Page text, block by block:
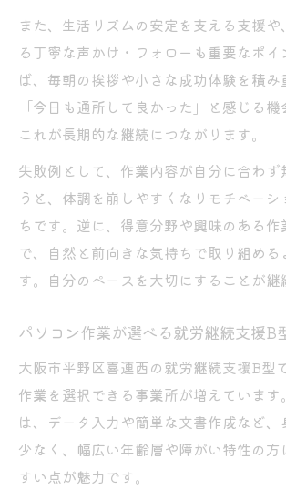
大阪就労継続支援B型の利用者
日常生活と両立できる就労継
ツ
作業が自分に合う場所なら長く続
就労継続支援B型で自分に合う
る方法
パソコン作業導入のあるB型事
は
利用者の特性を活かせる就労
工夫
解説
大阪市B型作業所で長く続く
無理なく通所できる平野区喜連西
は
無理なく通える就労継続支援B
生活リズムに合わせたB型作業
また、生活リズムの安定を支える支援や
る丁寧な声かけ・フォローも重要なポイ
ば、毎朝の挨拶や小さな成功体験を積み
「今日も通所して良かった」と感じる機
これが長期的な継続につながります。
失敗例として、作業内容が自分に合わず
うと、体調を崩しやすくなりモチベー
ちです。逆に、得意分野や興味のある作
で、自然と前向きな気持ちで取り組める
す。自分のペースを大切にすることが継
パソコン作業が選べる就労継続支援B
大阪市平野区喜連西の就労継続支援B型
作業を選択できる事業所が増えています
は、データ入力や簡単な文書作成など
少なく、幅広い年齢層や障がい特性の
すい点が魅力です。